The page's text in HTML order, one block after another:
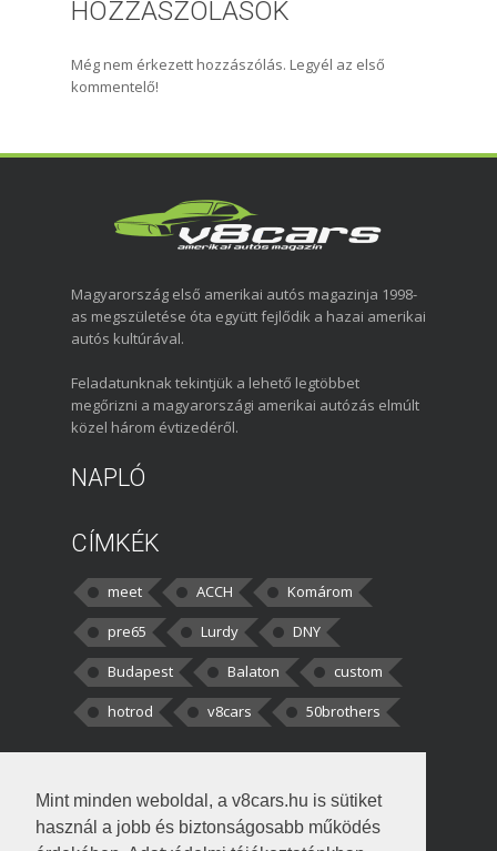
Mint minden weboldal, a v8cars.hu is sütiket
használ a jobb és biztonságosabb működés
HOZZÁSZÓLÁSOK
Még nem érkezett hozzászólás. Legyél az első
kommentelő!
Magyarország első amerikai autós magazinja 1998-
as megszületése óta együtt fejlődik a hazai amerikai
autós kultúrával.
Feladatunknak tekintjük a lehető legtöbbet
megőrizni a magyarországi amerikai autózás elmúlt
közel három évtizedéről.
NAPLÓ
CÍMKÉK
meet ACCH
Komárom
pre65
Lurdy
DNY
Budapest
Balaton
custom
hotrod
v8cars 50brothers
kortisz:Elszúrtam! Én csak két
darabbaal számoltam. Nem tudtam, hogy fél autót,